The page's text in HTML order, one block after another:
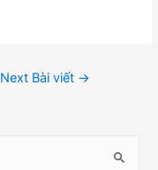
Next Bài viết →